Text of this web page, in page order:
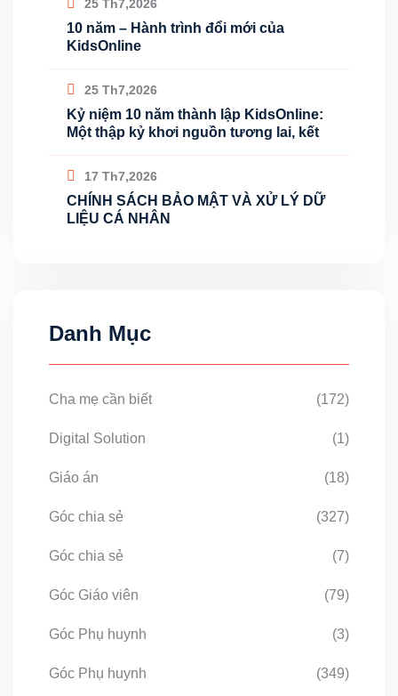
25 Th7,2026
10 năm – Hành trình đổi mới của
KidsOnline
25 Th7,2026
Kỷ niệm 10 năm thành lập KidsOnline:
Một thập kỷ khơi nguồn tương lai, kết
17 Th7,2026
CHÍNH SÁCH BẢO MẬT VÀ XỬ LÝ DỮ
LIỆU CÁ NHÂN
Danh Mục
Cha mẹ cần biết (172)
Digital Solution (1)
Giáo án (18)
Góc chia sẻ (327)
Góc chia sẻ (7)
Góc Giáo viên (79)
Góc Phụ huynh (3)
Góc Phụ huynh (349)